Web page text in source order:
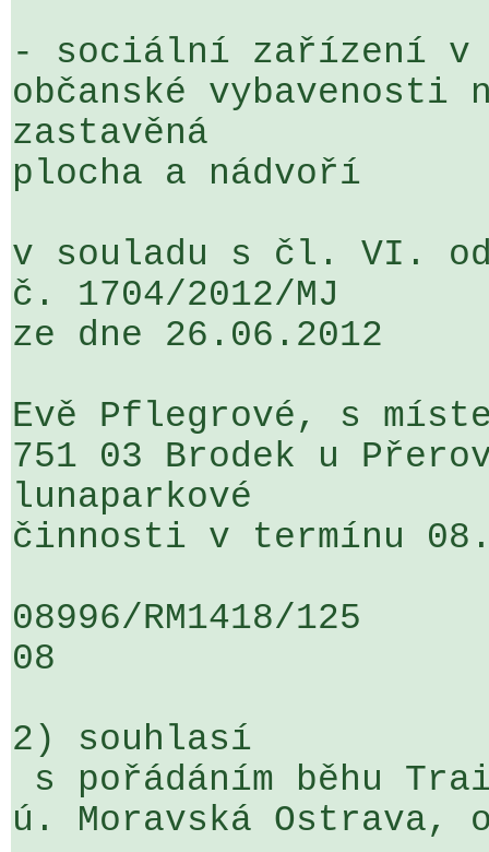
- sociální zařízení v
občanské vybavenosti
zastavěná
plocha a nádvoří
v souladu s čl. VI.
č. 1704/2012/MJ
ze dne 26.06.2012
Evě Pflegrové, s
751 03 Brodek u
lunaparkové
činnosti v termínu
08996/RM1418/
08
2) souhlasí
ú. Moravská Ostrava,